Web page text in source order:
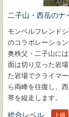
二子山・西岳のナ
モンベルフレンド
のコラボレーショ
奥秩父・二子山に
面は切り立った岩
た岩場でクライマ
ら両峰を往復し、
帯を縦走します。
総合レベル 上級